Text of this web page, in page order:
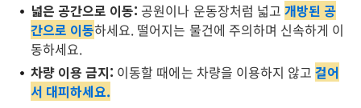
넓은 공간으로 이동: 공원이나 운동장처럼 넓고 개방된 공
간으로 이동하세요. 떨어지는 물건에 주의하며 신속하게 이
동하세요.
차량 이용 금지: 이동할 때에는 차량을 이용하지 않고 걸어
서 대피하세요.